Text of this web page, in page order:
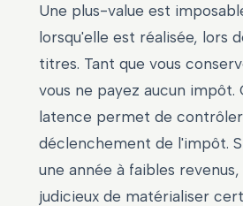
Une plus-value est
lorsqu'elle est réalisée, lors
titres. Tant que vous
vous ne payez aucun impôt.
latence permet de
déclenchement de l'impôt.
une année à faibles
judicieux de matérialiser